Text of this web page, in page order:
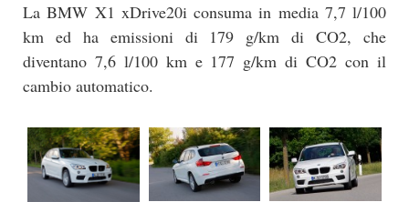
La BMW X1 xDrive20i consuma in media 7,7 l/100
km ed ha emissioni di 179 g/km di CO2, che
diventano 7,6 l/100 km e 177 g/km di CO2 con il
cambio automatico.